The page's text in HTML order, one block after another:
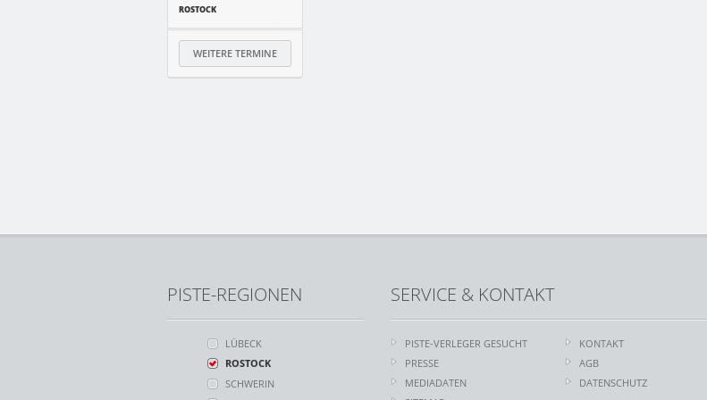
ROSTOCK
WEITERE TERMINE
PISTE-REGIONEN
LÜBECK
ROSTOCK
SCHWERIN
SERVICE & KONTAKT
PISTE-VERLEGER GESUCHT
PRESSE
MEDIADATEN
KONTAKT
AGB
DATENSCHUTZ